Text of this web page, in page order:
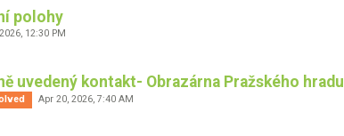
polohy
12:30 PM
uvedený kontakt- Obrazárna Pražského hradu
Apr 20, 2026, 7:40 AM